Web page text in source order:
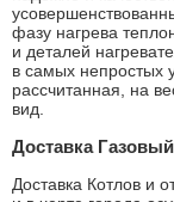
фазу нагрева
и деталей
в самых непростых
рассчитанная, на
вид.
Доставка
Доставка Котлов и